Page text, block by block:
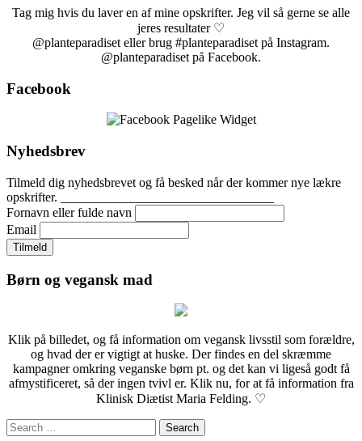
Tag mig hvis du laver en af mine opskrifter. Jeg vil så gerne se alle
jeres resultater ♡
@planteparadiset eller brug #planteparadiset på Instagram.
@planteparadiset på Facebook.
Facebook
Nyhedsbrev
Tilmeld dig nyhedsbrevet og få besked når der kommer nye lækre
opskrifter. _________________________________
Fornavn eller fulde navn
Email
Børn og vegansk mad
Klik på billedet, og få information om vegansk livsstil som forældre,
og hvad der er vigtigt at huske. Der findes en del skræmme
kampagner omkring veganske børn pt. og det kan vi ligeså godt få
afmystificeret, så der ingen tvivl er. Klik nu, for at få information fra
Klinisk Diætist Maria Felding. ♡
Search